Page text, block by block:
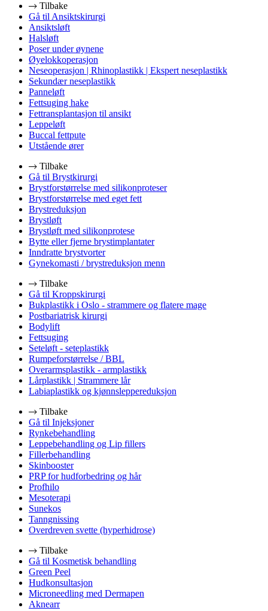
Tilbake
Gå til Ansiktskirurgi
Ansiktsløft
Halsløft
Poser under øynene
Øyelokkoperasjon
Neseoperasjon | Rhinoplastikk | Ekspert neseplastikk
Sekundær neseplastikk
Panneløft
Fettsuging hake
Fettransplantasjon til ansikt
Leppeløft
Buccal fettpute
Utstående ører
Tilbake
Gå til Brystkirurgi
Brystforstørrelse med silikonproteser
Brystforstørrelse med eget fett
Brystreduksjon
Brystløft
Brystløft med silikonprotese
Bytte eller fjerne brystimplantater
Inndratte brystvorter
Gynekomasti / brystreduksjon menn
Tilbake
Gå til Kroppskirurgi
Bukplastikk i Oslo - strammere og flatere mage
Postbariatrisk kirurgi
Bodylift
Fettsuging
Seteløft - seteplastikk
Rumpeforstørrelse / BBL
Overarmsplastikk - armplastikk
Lårplastikk | Strammere lår
Labiaplastikk og kjønnsleppereduksjon
Tilbake
Gå til Injeksjoner
Rynkebehandling
Leppebehandling og Lip fillers
Fillerbehandling
Skinbooster
PRP for hudforbedring og hår
Profhilo
Mesoterapi
Sunekos
Tanngnissing
Overdreven svette (hyperhidrose)
Tilbake
Gå til Kosmetisk behandling
Green Peel
Hudkonsultasjon
Microneedling med Dermapen
Aknearr